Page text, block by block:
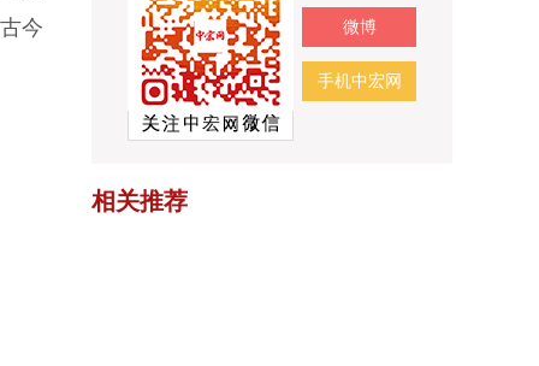
今
微博
手机中宏网
相关推荐